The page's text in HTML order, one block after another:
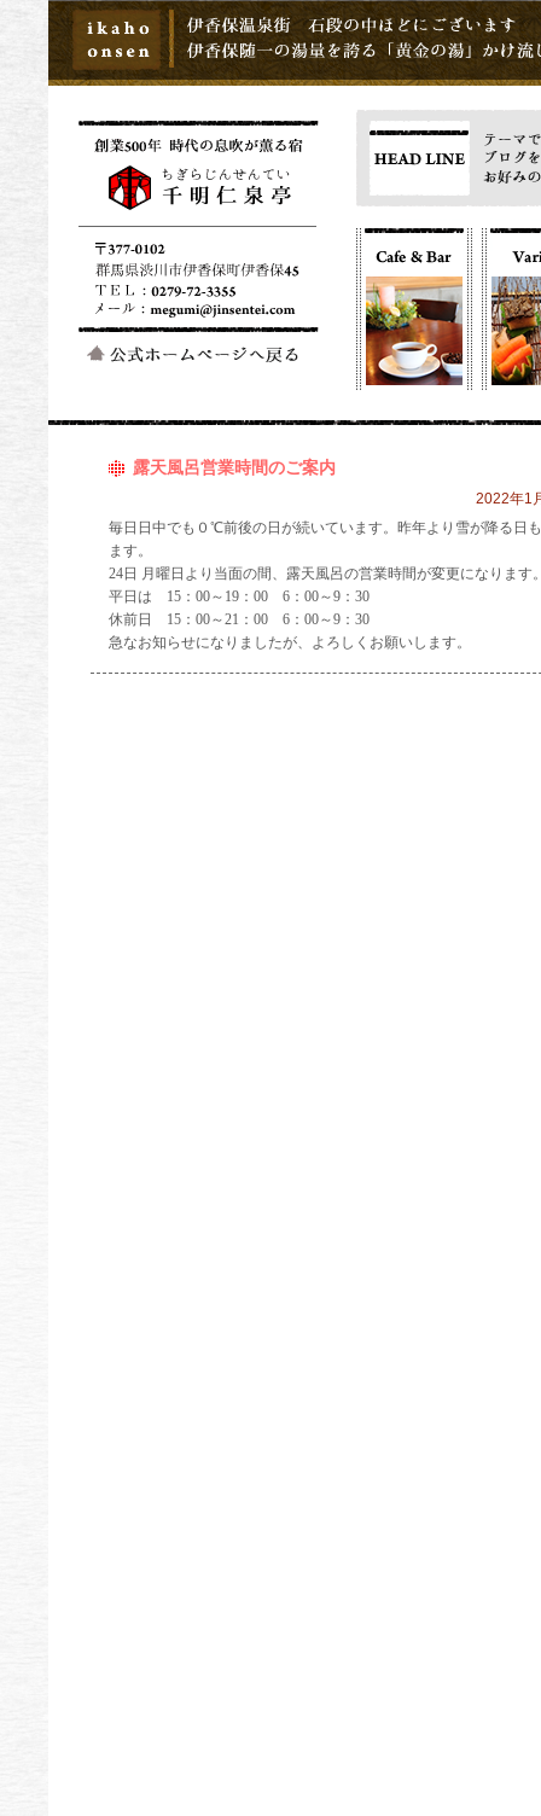
露天風呂営業時間のご案内
2022年1
毎日日中でも０℃前後の日が続いています。昨年より雪が降る日
ます。
24日 月曜日より当面の間、露天風呂の営業時間が変更になります
平日は 15：00～19：00 6：00～9：30
休前日 15：00～21：00 6：00～9：30
急なお知らせになりましたが、よろしくお願いします。